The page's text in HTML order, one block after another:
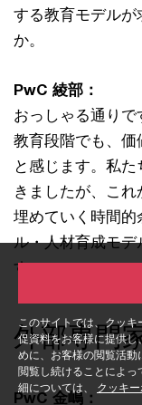
このサイトでは、クッ
促資料をお客様に提供し
めに、お客様の閲覧活動
閲覧し続けることによ
細については、 クッキ
する教育モデルが
か。
PwC 綾部：
おっしゃる通り
教育段階でも、価
と感じます。私
きましたが、こ
埋めていく時間
ル・人材育成モ
す。
外部専門
PwC 金嶋：